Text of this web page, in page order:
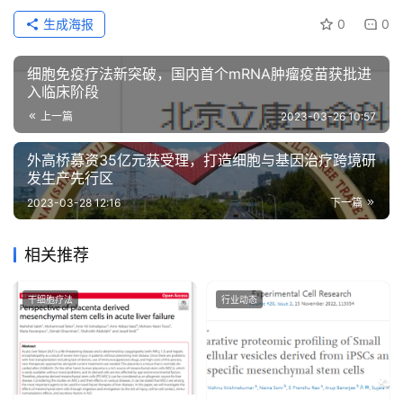
0 0
生成海报
细胞免疫疗法新突破，国内首个mRNA肿瘤疫苗获批进
入临床阶段
上一篇 2023-03-26 10:57
外高桥募资35亿元获受理，打造细胞与基因治疗跨境研
发生产先行区
下一篇
2023-03-28 12:16
相关推荐
干细胞疗法 行业动态